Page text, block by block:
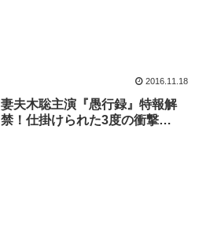
2016.11.18
妻夫木聡主演『愚行録』特報解
禁！仕掛けられた3度の衝撃…